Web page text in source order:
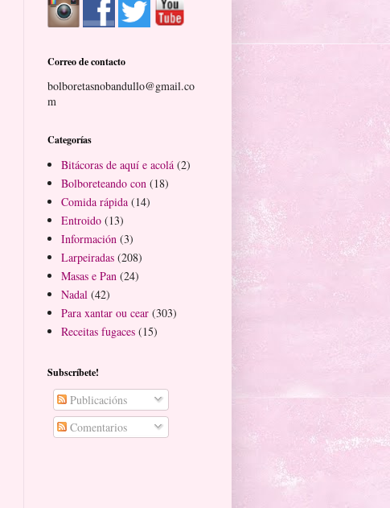
Correo de contacto
bolboretasnobandullo@gmail.co
m
Categorías
Bitácoras de aquí e acolá (2)
Bolboreteando con (18)
Comida rápida (14)
Entroido (13)
Información (3)
Larpeiradas (208)
Masas e Pan (24)
Nadal (42)
Para xantar ou cear (303)
Receitas fugaces (15)
Subscríbete!
Publicacións
Comentarios